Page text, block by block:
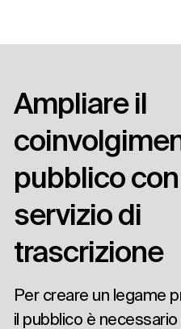
Ampliare il
pubblico
servizio di
trascrizione
Per creare un legame
il pubblico è necessario